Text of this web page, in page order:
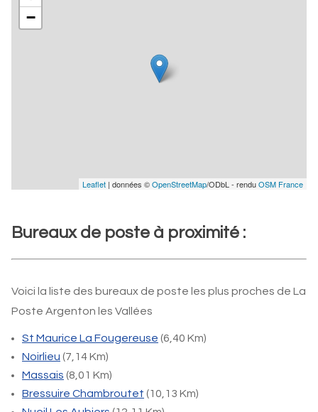
−
Leaflet | données ©OpenStreetMap/ODbL - renduOSM France
Bureaux de poste à proximité :
Voici la liste des bureaux de poste les plus proches de La
Poste Argenton les Vallées
St Maurice La Fougereuse (6,40 Km)
Noirlieu (7,14 Km)
Massais (8,01 Km)
Bressuire Chambroutet (10,13 Km)